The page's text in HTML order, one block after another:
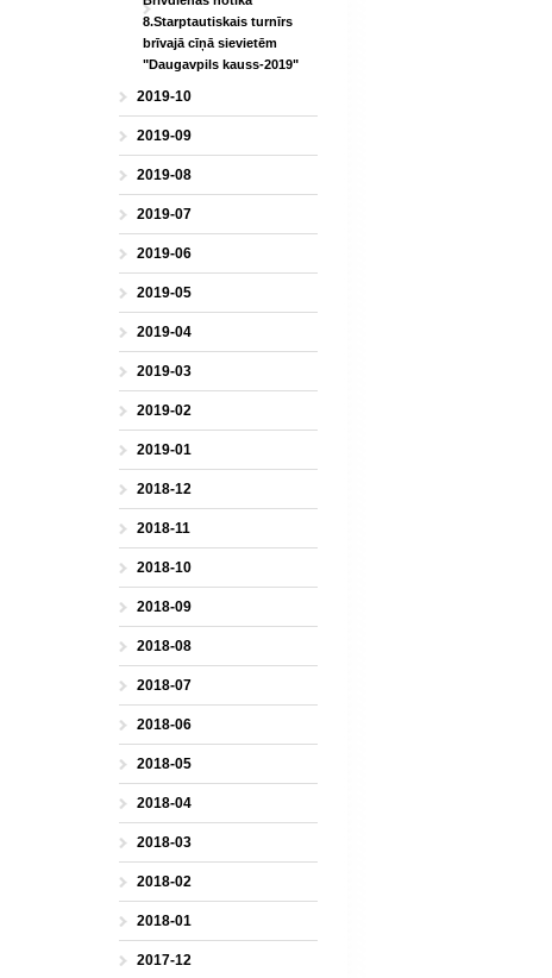
8.Starptautiskais turnīrs
brīvajā cīņā sievietēm
"Daugavpils kauss-2019"
2019-10
2019-09
2019-08
2019-07
2019-06
2019-05
2019-04
2019-03
2019-02
2019-01
2018-12
2018-11
2018-10
2018-09
2018-08
2018-07
2018-06
2018-05
2018-04
2018-03
2018-02
2018-01
2017-12